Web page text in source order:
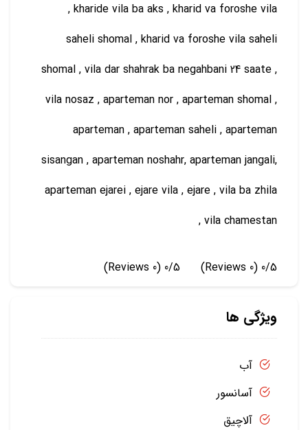
, kharide vila ba aks , kharid va foroshe vila
saheli shomal , kharid va foroshe vila saheli
shomal , vila dar shahrak ba negahbani 24 saate ,
vila nosaz , aparteman nor , aparteman shomal ,
aparteman , aparteman saheli , aparteman
sisangan , aparteman noshahr, aparteman jangali,
aparteman ejarei , ejare vila , ejare , vila ba zhila
, vila chamestan
0/5
(0 Reviews)
0/5
(0 Reviews)
ویژگی ها
آب
آسانسور
آلاچیق